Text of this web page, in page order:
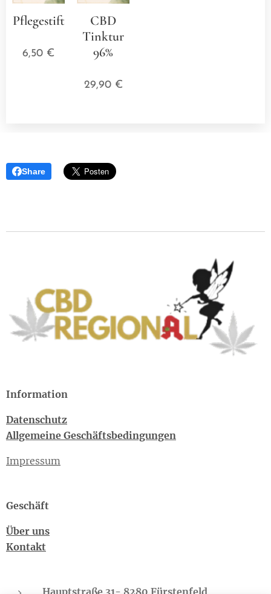
Pflegestift
⭐⭐⭐⭐⭐
6,50 €
CBD
Tinktur
96%
29,90€
Share
Information
Datenschutz
Allgemeine Geschäftsbedingungen
Impressum
Geschäft
Über uns
Kontakt